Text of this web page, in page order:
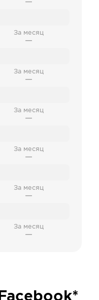
—
За месяц
—
За месяц
—
За месяц
—
За месяц
—
За месяц
—
За месяц
—
Facebook*